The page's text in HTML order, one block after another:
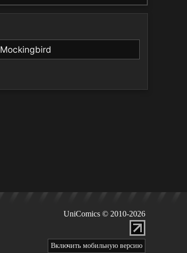
Mockingbird
UniComics © 2010-2026
Включить мобильную версию